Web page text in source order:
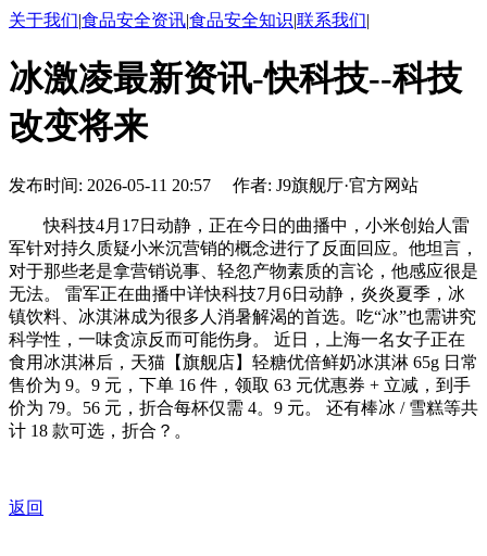
关于我们|食品安全资讯|食品安全知识|联系我们|
冰激凌最新资讯-快科技--科技
改变将来
发布时间: 2026-05-11 20:57 作者: J9旗舰厅·官方网站
快科技4月17日动静，正在今日的曲播中，小米创始人雷
军针对持久质疑小米沉营销的概念进行了反面回应。他坦言，
对于那些老是拿营销说事、轻忽产物素质的言论，他感应很是
无法。 雷军正在曲播中详快科技7月6日动静，炎炎夏季，冰
镇饮料、冰淇淋成为很多人消暑解渴的首选。吃“冰”也需讲究
科学性，一味贪凉反而可能伤身。 近日，上海一名女子正在
食用冰淇淋后，天猫【旗舰店】轻糖优倍鲜奶冰淇淋 65g 日常
售价为 9。9 元，下单 16 件，领取 63 元优惠券 + 立减，到手
价为 79。56 元，折合每杯仅需 4。9 元。 还有棒冰 / 雪糕等共
计 18 款可选，折合？。
返回